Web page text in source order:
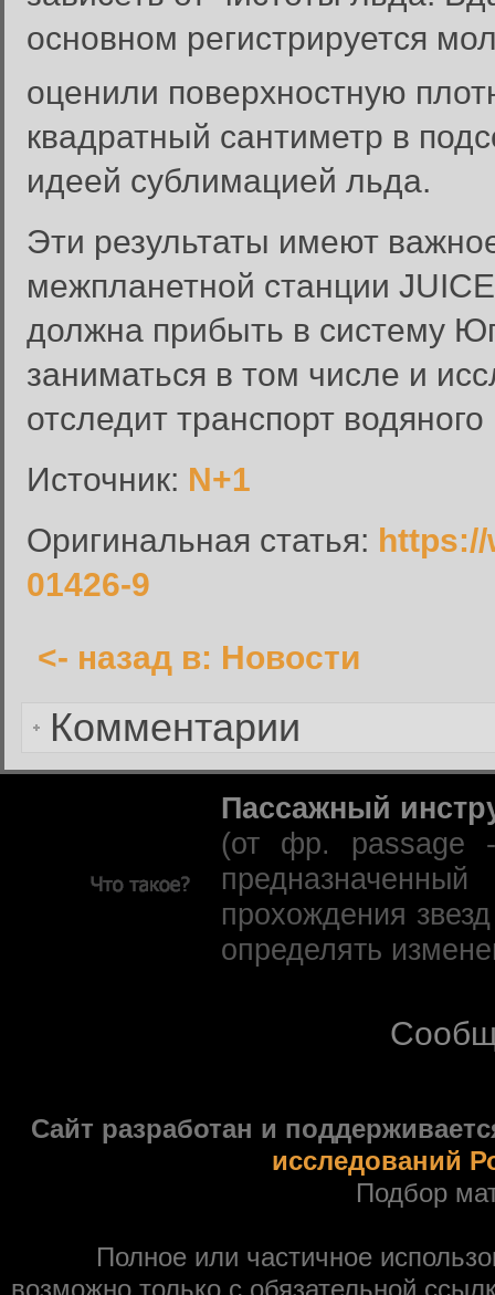
основном регистрируется
оценили поверхностную
квадратный сантиметр в
идеей сублимацией льда.
Эти результаты имеют
межпланетной станции
должна прибыть в систему
заниматься в том числе и
отследит транспорт
Источник: N+1
Оригинальная статья: https://
01426-9
<- назад в: Новости
Комментарии
Вход в систему
Введите имя пользователя и
Вход в систему
Забыли пароль?
Пассажный
(от фр. passage -
прохождения
определять
Сайт разработан и
исследований
Подбор
Полное или частичное
возможно только с обязательной